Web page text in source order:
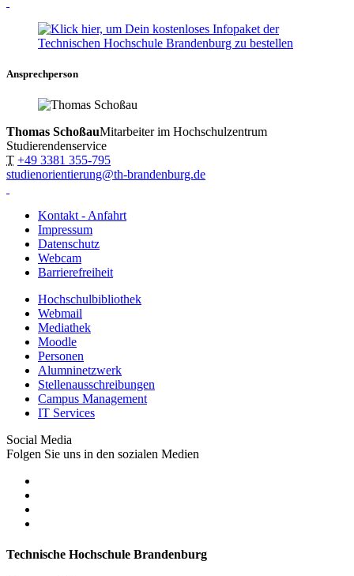
Ansprechperson
Thomas SchoßauMitarbeiter im Hochschulzentrum
Studierendenservice
T +49 3381 355-795
studienorientierung@th-brandenburg.de
Kontakt - Anfahrt
Impressum
Datenschutz
Webcam
Barrierefreiheit
Hochschulbibliothek
Webmail
Mediathek
Moodle
Personen
Alumninetzwerk
Stellenausschreibungen
Campus Management
IT Services
Social Media
Folgen Sie uns in den sozialen Medien
Technische Hochschule Brandenburg